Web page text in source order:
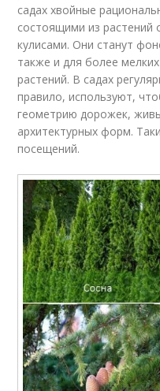
садах хвойные
состоящими из растений
кулисами. Они станут
также и для более
растений. В садах
правило, используют,
геометрию дорожек,
архитектурных форм.
посещений.